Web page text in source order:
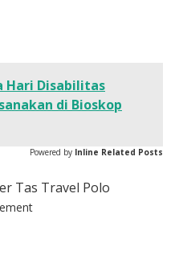
Hari Disabilitas
di Bioskop
Powered by Inline Related Posts